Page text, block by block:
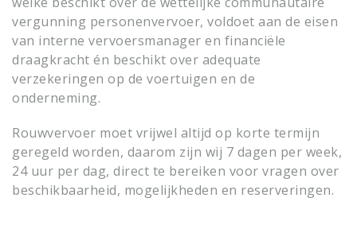
vergunning personenvervoer, voldoet aan de eisen
van interne vervoersmanager en financiële
draagkracht én beschikt over adequate
verzekeringen op de voertuigen en de
onderneming.
Rouwvervoer moet vrijwel altijd op korte termijn
geregeld worden, daarom zijn wij 7 dagen per week,
24 uur per dag, direct te bereiken voor vragen over
beschikbaarheid, mogelijkheden en reserveringen.